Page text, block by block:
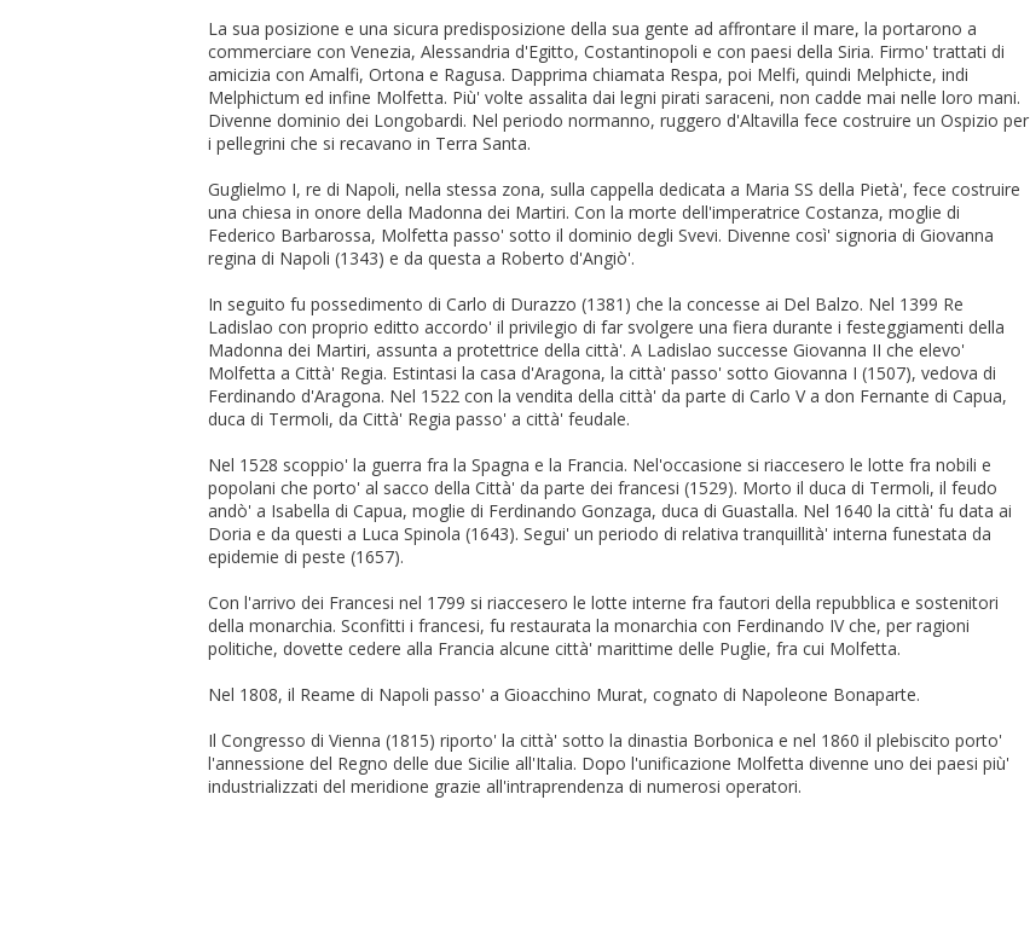
La sua posizione e una sicura predisposizione della sua gente ad affrontare il mare, la portarono a
commerciare con Venezia, Alessandria d'Egitto, Costantinopoli e con paesi della Siria. Firmo' trattati di
amicizia con Amalfi, Ortona e Ragusa. Dapprima chiamata Respa, poi Melfi, quindi Melphicte, indi
Melphictum ed infine Molfetta. Più' volte assalita dai legni pirati saraceni, non cadde mai nelle loro mani.
Divenne dominio dei Longobardi. Nel periodo normanno, ruggero d'Altavilla fece costruire un Ospizio per
i pellegrini che si recavano in Terra Santa.
Guglielmo I, re di Napoli, nella stessa zona, sulla cappella dedicata a Maria SS della Pietà', fece costruire
una chiesa in onore della Madonna dei Martiri. Con la morte dell'imperatrice Costanza, moglie di
Federico Barbarossa, Molfetta passo' sotto il dominio degli Svevi. Divenne così' signoria di Giovanna
regina di Napoli (1343) e da questa a Roberto d'Angiò'.
In seguito fu possedimento di Carlo di Durazzo (1381) che la concesse ai Del Balzo. Nel 1399 Re
Ladislao con proprio editto accordo' il privilegio di far svolgere una fiera durante i festeggiamenti della
Madonna dei Martiri, assunta a protettrice della città'. A Ladislao successe Giovanna II che elevo'
Molfetta a Città' Regia. Estintasi la casa d'Aragona, la città' passo' sotto Giovanna I (1507), vedova di
Ferdinando d'Aragona. Nel 1522 con la vendita della città' da parte di Carlo V a don Fernante di Capua,
duca di Termoli, da Città' Regia passo' a città' feudale.
Nel 1528 scoppio' la guerra fra la Spagna e la Francia. Nel'occasione si riaccesero le lotte fra nobili e
popolani che porto' al sacco della Città' da parte dei francesi (1529). Morto il duca di Termoli, il feudo
andò' a Isabella di Capua, moglie di Ferdinando Gonzaga, duca di Guastalla. Nel 1640 la città' fu data ai
Doria e da questi a Luca Spinola (1643). Segui' un periodo di relativa tranquillità' interna funestata da
epidemie di peste (1657).
Con l'arrivo dei Francesi nel 1799 si riaccesero le lotte interne fra fautori della repubblica e sostenitori
della monarchia. Sconfitti i francesi, fu restaurata la monarchia con Ferdinando IV che, per ragioni
politiche, dovette cedere alla Francia alcune città' marittime delle Puglie, fra cui Molfetta.
Nel 1808, il Reame di Napoli passo' a Gioacchino Murat, cognato di Napoleone Bonaparte.
Il Congresso di Vienna (1815) riporto' la città' sotto la dinastia Borbonica e nel 1860 il plebiscito porto'
l'annessione del Regno delle due Sicilie all'Italia. Dopo l'unificazione Molfetta divenne uno dei paesi più'
industrializzati del meridione grazie all'intraprendenza di numerosi operatori.